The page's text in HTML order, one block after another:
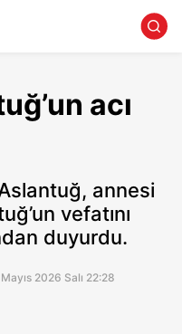
acı
annesi
vefatını
duyurdu.
2026 Salı 22:28